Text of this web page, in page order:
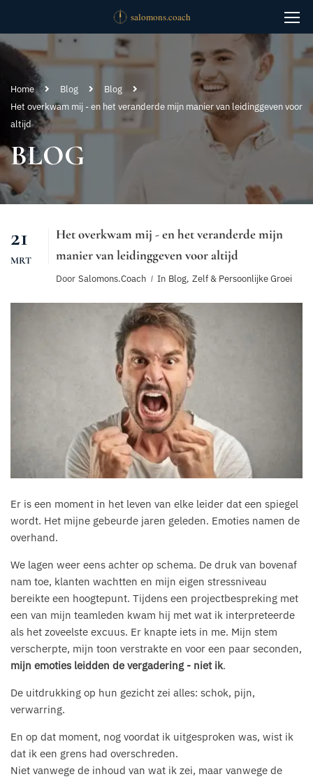
Home Blog
Blog
Het overkwam mij - en het veranderde mijn manier van leidinggeven voor
altijd
BLOG
21
MRT
Het overkwam mij - en het veranderde mijn
manier van leidinggeven voor altijd
Door Salomons.coach In Blog, Zelf & Persoonlijke Groei
Er is een moment in het leven van elke leider dat een spiegel
wordt. Het mijne gebeurde jaren geleden. Emoties namen de
overhand.
We lagen weer eens achter op schema. De druk van bovenaf
nam toe, klanten wachtten en mijn eigen stressniveau
bereikte een hoogtepunt. Tijdens een projectbespreking met
een van mijn teamleden kwam hij met wat ik interpreteerde
als het zoveelste excuus. Er knapte iets in me. Mijn stem
verscherpte, mijn toon verstrakte en voor een paar seconden,
mijn emoties leidden de vergadering - niet ik.
De uitdrukking op hun gezicht zei alles: schok, pijn,
verwarring.
En op dat moment, nog voordat ik uitgesproken was, wist ik
dat ik een grens had overschreden.
Niet vanwege de inhoud van wat ik zei, maar vanwege de